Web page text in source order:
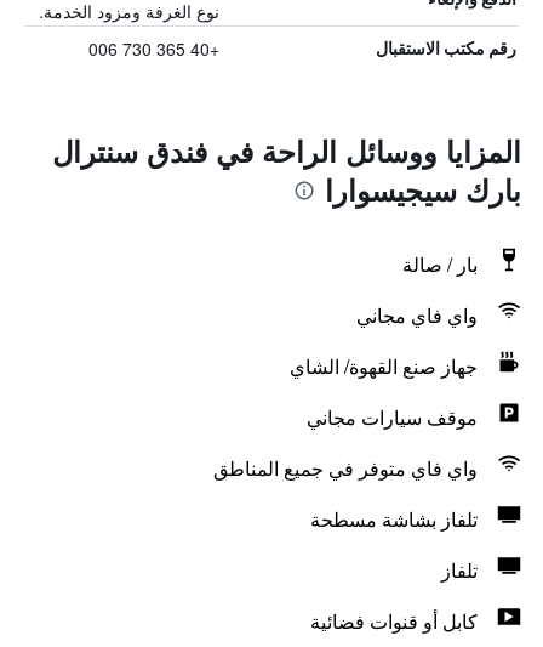
نوع الغرفة ومزود الخدمة.
رقم مكتب الاستقبال +40 365 730 006
المزايا ووسائل الراحة في فندق سنترال
بارك سيجيسوارا
بار / صالة
واي فاي مجاني
جهاز صنع القهوة/ الشاي
موقف سيارات مجاني
واي فاي متوفر في جميع المناطق
تلفاز بشاشة مسطحة
تلفاز
كابل أو قنوات فضائية